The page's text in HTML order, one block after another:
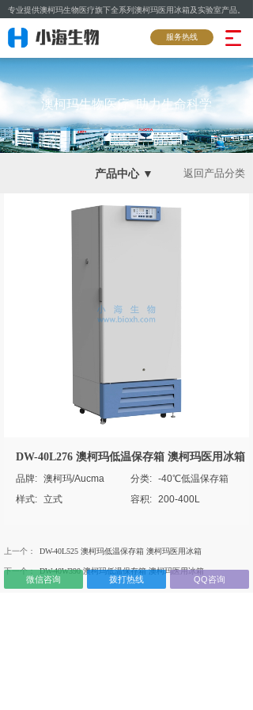
专业提供澳柯玛生物医疗旗下全系列澳柯玛医用冰箱及实验室产品。
澳柯玛生物医疗 助力生命科学
DW-40L276 澳柯玛低温保存箱 澳柯玛医用冰箱
品牌: 澳柯玛/Aucma 分类: -40℃低温保存箱
样式: 立式 容积: 200-400L
上一个： DW-40L525 澳柯玛低温保存箱 澳柯玛医用冰箱
下一个： DW-40W390 澳柯玛低温保存箱 澳柯玛医用冰箱
服务热线
产品中心 ▼ 返回产品分类
拨打热线 QQ咨询
微信咨询